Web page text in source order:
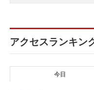
アクセスランキン
今日